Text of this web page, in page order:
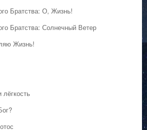
Братства: О, Жизнь!
Братства: Солнечный Ветер
Жизнь!